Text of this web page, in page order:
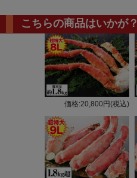
こちらの商品はいかが？
価格:20,800円(税込)